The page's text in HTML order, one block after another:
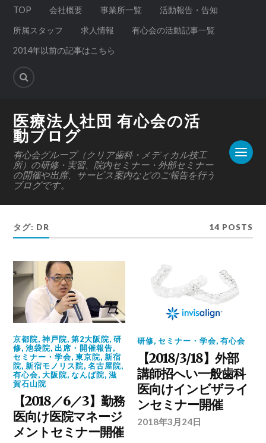
TOP 会社概要 事業所一覧
活動報告・告知
所属スタッフ
求人情報
有心会の活動記事一覧
2014年以前の記事はこちら
医療法人社団 有心会の活
動ブログ
有心会グループ（クリア歯科・メディカル技工
所）の研修・実習、院内セミナー・外部セミナー
の開催や出席、サービス案内などのご報告を行う
ブログです。
タグ: DR 14 POSTS
京都院,神戸院,第2大阪院,研
修,池袋院,出席・開催報告,
セミナー・学会,東京院,新宿
院,新宿モノリス院,名古屋院,
有心会,大阪院,なんば院,滋
賀石山院
【2018／6／3】勤務
医向け医院マネージ
メントセミナー開催
研修,セミナー・学会,有心会
【2018/3/18】外部
講師招へい一般歯科
医向けインビザライ
ンセミナー開催
2018年3月24日